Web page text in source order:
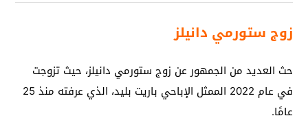
زوج ستورمي دانيلز
حث العديد من الجمهور عن زوج ستورمي دانيلز، حيث تزوجت
في عام 2022 الممثل الإباحي باريت بليد، الذي عرفته منذ 25
عامًا.